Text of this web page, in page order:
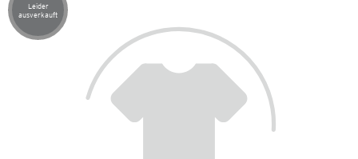
Artikel leider ausverkauft
Leider
ausverkauft